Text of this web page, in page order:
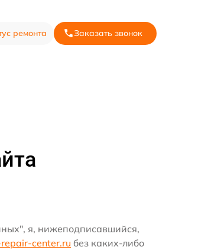
ремонта Заказать звонок
я, нижеподписавшийся,
center.ru без каких-либо